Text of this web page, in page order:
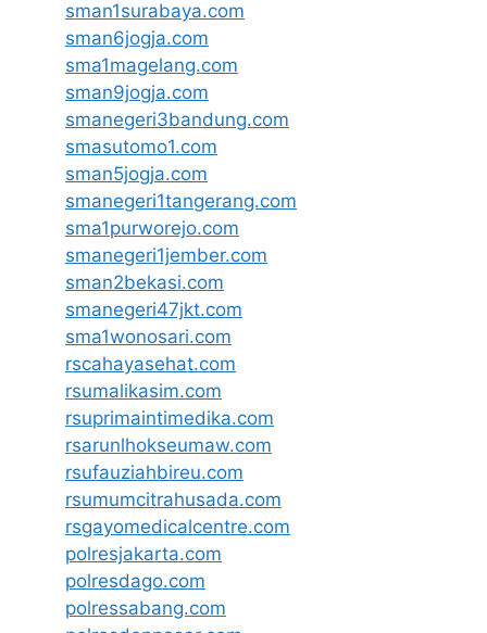
sman1surabaya.com
sman6jogja.com
sma1magelang.com
sman9jogja.com
smanegeri3bandung.com
smasutomo1.com
sman5jogja.com
smanegeri1tangerang.com
sma1purworejo.com
smanegeri1jember.com
sman2bekasi.com
smanegeri47jkt.com
sma1wonosari.com
rscahayasehat.com
rsumalikasim.com
rsuprimaintimedika.com
rsarunlhokseumaw.com
rsufauziahbireu.com
rsumumcitrahusada.com
rsgayomedicalcentre.com
polresjakarta.com
polresdago.com
polressabang.com